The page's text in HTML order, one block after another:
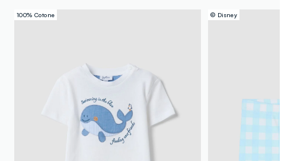
100% Cotone © Disney